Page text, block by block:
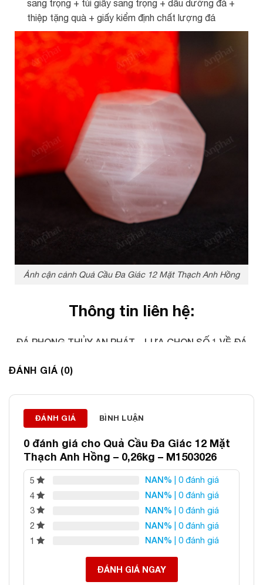
sang trọng + túi giấy sang trọng + dầu dưỡng đá +
thiệp tặng quà + giấy kiểm định chất lượng đá
Ảnh cận cảnh Quả Cầu Đa Giác 12 Mặt Thạch Anh Hồng
Thông tin liên hệ:
ĐÁ PHONG THỦY AN PHÁT – LỰA CHỌN SỐ 1 VỀ ĐÁ
Địa chỉ: 60/69 Bùi Huy Bích, Hoàng Mai, Hà Nội
ĐÁNH GIÁ (0)
ĐÁNH GIÁ BÌNH LUẬN
0 đánh giá cho Quả Cầu Đa Giác 12 Mặt
Thạch Anh Hồng – 0,26kg – M1503026
5 NAN% | 0 đánh giá
4
NAN% | 0 đánh giá
3
NAN% | 0 đánh giá
2
NAN% | 0 đánh giá
1
NAN% | 0 đánh giá
ĐÁNH GIÁ NGAY